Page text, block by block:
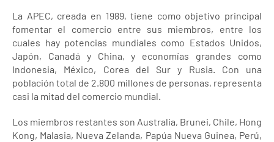
La APEC, creada en 1989, tiene como objetivo principal
fomentar el comercio entre sus miembros, entre los
cuales hay potencias mundiales como Estados Unidos,
Japón, Canadá y China, y economías grandes como
Indonesia, México, Corea del Sur y Rusia. Con una
población total de 2.800 millones de personas, representa
casi la mitad del comercio mundial.
Los miembros restantes son Australia, Brunei, Chile, Hong
Kong, Malasia, Nueva Zelanda, Papúa Nueva Guinea, Perú,